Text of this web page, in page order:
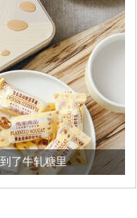
被列入佛家七宝